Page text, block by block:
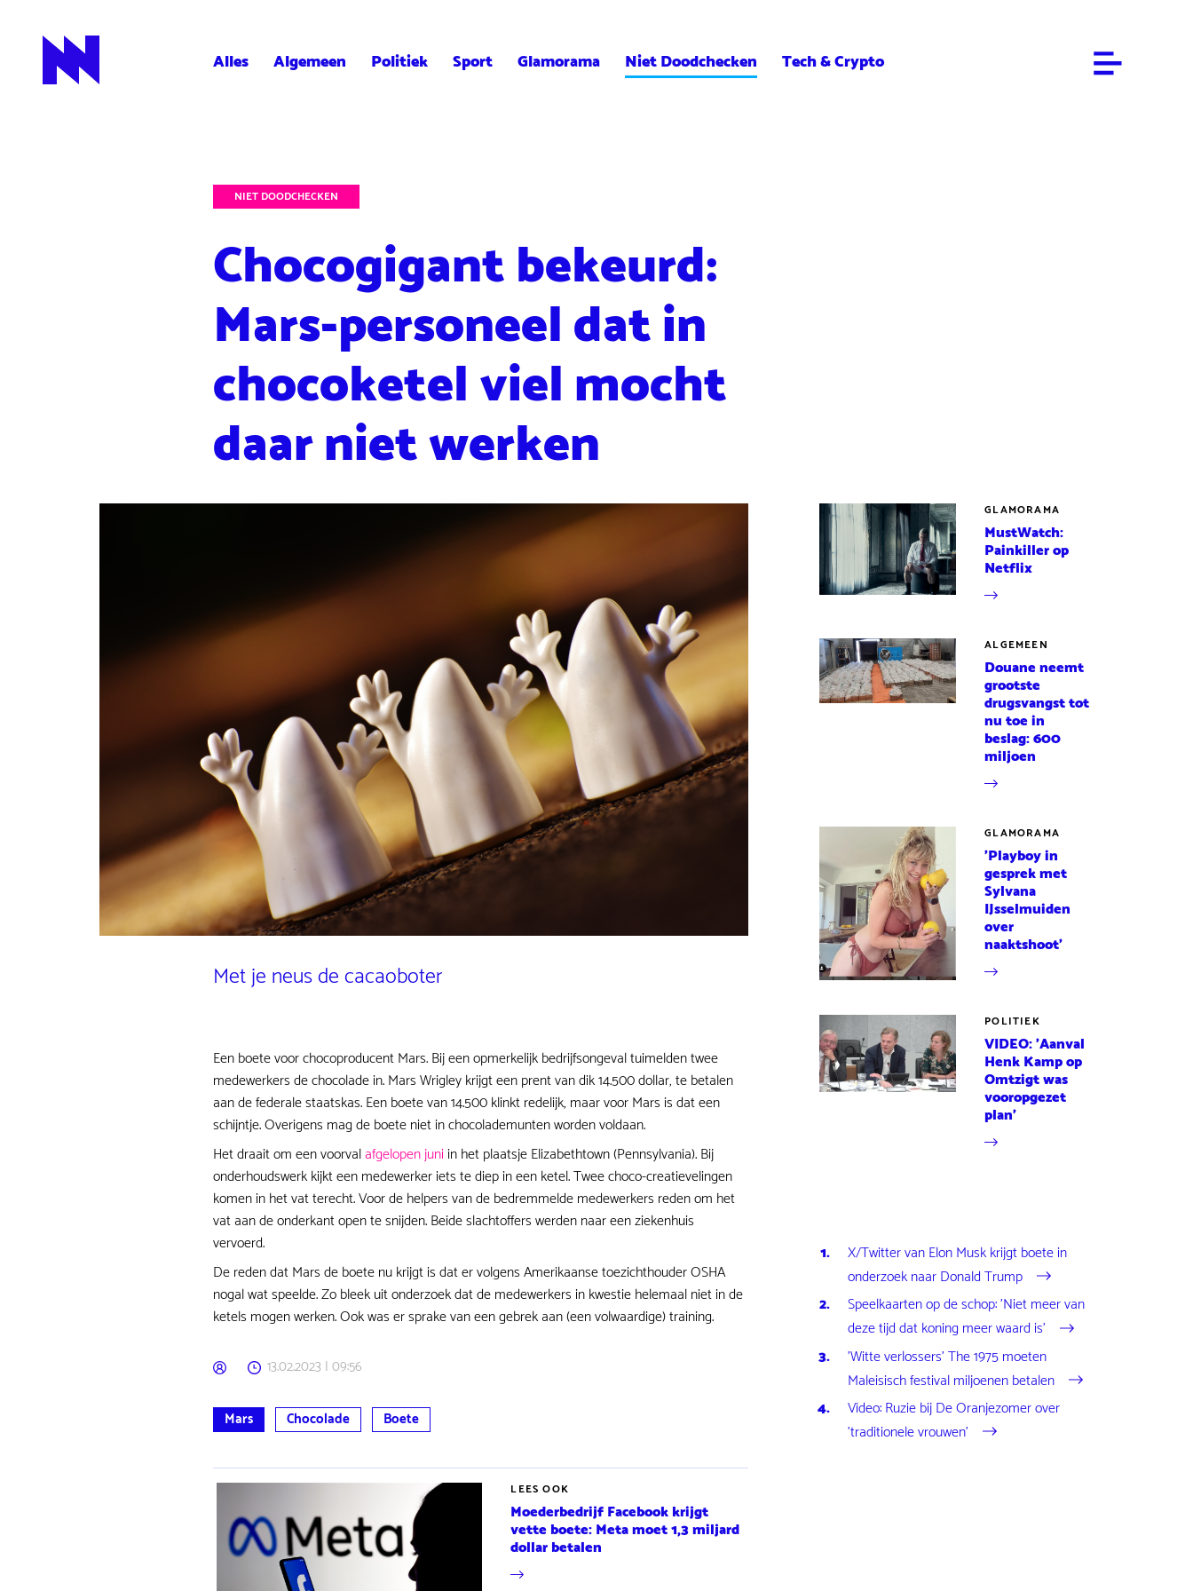
Alles Algemeen Politiek Sport Glamorama Niet Doodchecken Tech & Crypto
NIET DOODCHECKEN
Chocogigant bekeurd:
Mars-personeel dat in
chocoketel viel mocht
daar niet werken
Met je neus de cacaoboter
Een boete voor chocoproducent Mars. Bij een opmerkelijk bedrijfsongeval tuimelden twee
medewerkers de chocolade in. Mars Wrigley krijgt een prent van dik 14.500 dollar, te betalen
aan de federale staatskas. Een boete van 14.500 klinkt redelijk, maar voor Mars is dat een
schijntje. Overigens mag de boete niet in chocolademunten worden voldaan.
Het draait om een voorvalafgelopen juniin het plaatsje Elizabethtown (Pennsylvania). Bij
onderhoudswerk kijkt een medewerker iets te diep in een ketel. Twee choco-creatievelingen
komen in het vat terecht. Voor de helpers van de bedremmelde medewerkers reden om het
vat aan de onderkant open te snijden. Beide slachtoffers werden naar een ziekenhuis
vervoerd.
De reden dat Mars de boete nu krijgt is dat er volgens Amerikaanse toezichthouder OSHA
nogal wat speelde. Zo bleek uit onderzoek dat de medewerkers in kwestie helemaal niet in de
ketels mogen werken. Ook was er sprake van een gebrek aan (een volwaardige) training.
13.02.2023 | 09:56
Mars Chocolade Boete
LEES OOK
Moederbedrijf Facebook krijgt
vette boete: Meta moet 1,3 miljard
dollar betalen
GLAMORAMA
MustWatch:
Painkiller op
Netflix
ALGEMEEN
Douane neemt
grootste
drugsvangst tot
nu toe in
beslag: 600
miljoen
GLAMORAMA
'Playboy in
gesprek met
Sylvana
IJsselmuiden
over
naaktshoot'
POLITIEK
VIDEO: 'Aanval
Henk Kamp op
Omtzigt was
vooropgezet
plan'
X/Twitter van Elon Musk krijgt boete in
onderzoek naar Donald Trump
Speelkaarten op de schop: 'Niet meer van
deze tijd dat koning meer waard is'
'Witte verlossers' The 1975 moeten
Maleisisch festival miljoenen betalen
Video: Ruzie bij De Oranjezomer over
'traditionele vrouwen'